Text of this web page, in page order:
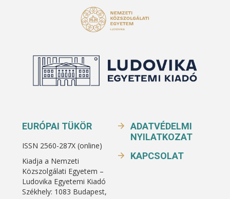
EURÓPAI TÜKÖR
ISSN 2560-287X (online)
Kiadja a Nemzeti
Közszolgálati Egyetem –
Ludovika Egyetemi Kiadó
Székhely: 1083 Budapest,
ADATVÉDELMI
NYILATKOZAT
KAPCSOLAT